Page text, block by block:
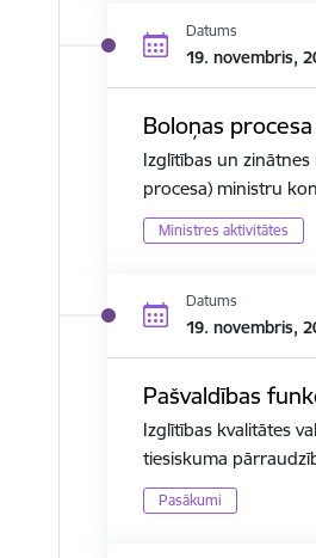
Datums
19. novembris,
Boloņas
Izglītības un
procesa) ministru
Ministres aktivitātes
Datums
19. novembris,
Pašvaldības
Izglītības kvalitātes
tiesiskuma
Pasākumi